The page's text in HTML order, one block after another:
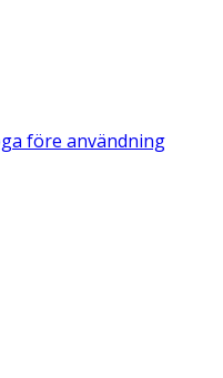
före användning